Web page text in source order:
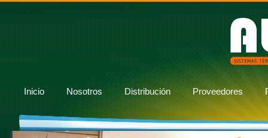
Inicio Nosotros Distribución Proveedores